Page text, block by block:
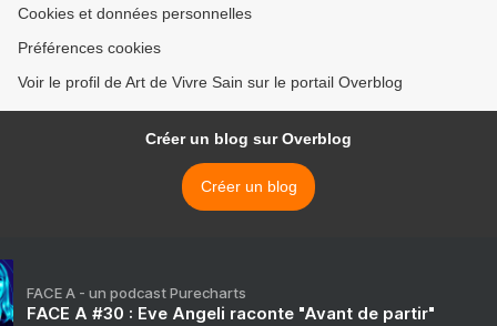
Cookies et données personnelles
Préférences cookies
Voir le profil de Art de Vivre Sain sur le portail Overblog
Créer un blog sur Overblog
Créer un blog
FACE A - un podcast Purecharts
FACE A #30 : Eve Angeli raconte "Avant de partir"